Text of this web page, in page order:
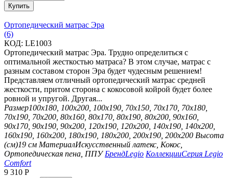
Купить
Ортопедический матрас Эра
(6)
КОД: LE1003
Ортопедический матрас Эра. Трудно определиться с
оптимальной жесткостью матраса? В этом случае, матрас с
разным составом сторон Эра будет чудесным решением!
Представляем отличный ортопедический матрас средней
жесткости, притом сторона с кокосовой койрой будет более
ровной и упругой. Другая...
Размер100х180, 100х200, 100х190, 70х150, 70х170, 70х180,
70х190, 70х200, 80х160, 80х170, 80х190, 80х200, 90х160,
90х170, 90х190, 90х200, 120х190, 120х200, 140х190, 140х200,
160х190, 160х200, 180х190, 180х200, 200х190, 200х200 Высота
(см)19 см МатериалИскусственный латекс, Кокос,
Ортопедическая пена, ППУ БрендLegio КоллекцииСерия Legio
Comfort
9 310 Р